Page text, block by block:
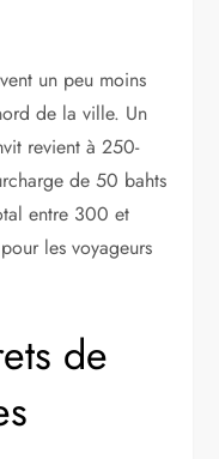
un peu moins
de la ville. Un
revient à 250-
de 50 bahts
entre 300 et
les voyageurs
de